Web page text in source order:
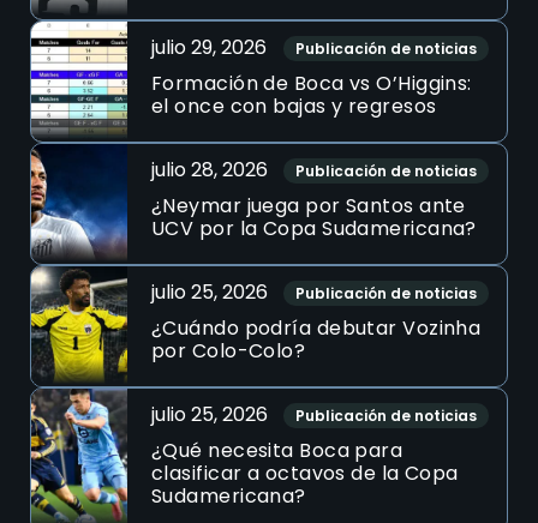
julio 29, 2026 Publicación de noticias
Formación de Boca vs O’Higgins:
el once con bajas y regresos
julio 28, 2026 Publicación de noticias
¿Neymar juega por Santos ante
UCV por la Copa Sudamericana?
julio 25, 2026 Publicación de noticias
¿Cuándo podría debutar Vozinha
por Colo-Colo?
julio 25, 2026 Publicación de noticias
¿Qué necesita Boca para
clasificar a octavos de la Copa
Sudamericana?